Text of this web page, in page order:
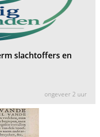
slachtoffers en
ongeveer 2 uur